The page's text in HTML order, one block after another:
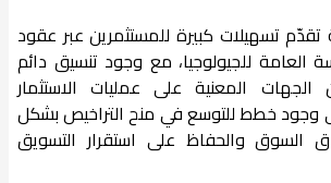
تسهيلات كبيرة للمستثمرين عبر عقود
للجيولوجيا، مع وجود تنسيق دائم
المعنية على عمليات الاستثمار
وجود خطط للتوسع في منح التراخيص بشكل
السوق والحفاظ على استقرار التسويق